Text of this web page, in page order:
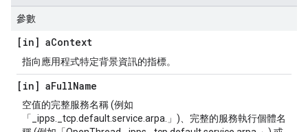
參數
[in] aContext
指向應用程式特定背景資訊的指標。
[in] aFullName
空值的完整服務名稱 (例如
「_ipps._tcp.default.service.arpa.」)、完整的服務執行個體名